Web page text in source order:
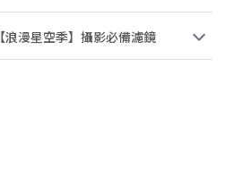
【浪漫星空季】攝影必備濾鏡